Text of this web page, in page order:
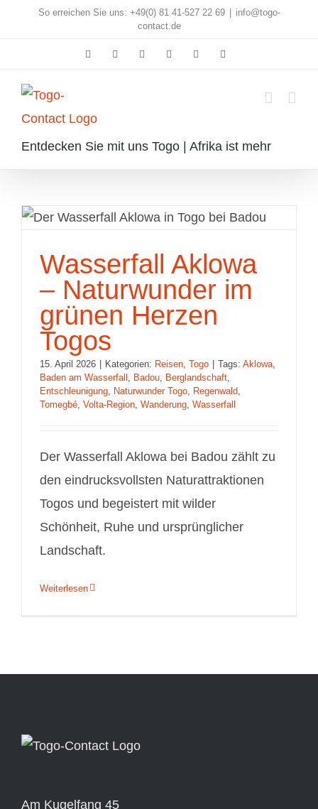
So erreichen Sie uns: +49(0) 81 41-527 22 69
info@togo-
contact.de
FacebookInstagramPinterest
Entdecken Sie mit uns Togo | Afrika ist mehr
Wasserfall Aklowa – Naturwunder
im grünen Herzen Togos
Wasserfall Aklowa
– Naturwunder im
grünen Herzen
Togos
15. April 2026 | Kategorien: Reisen Togo | Tags: Aklowa
Baden am Wasserfall
Badou Berglandschaft
Entschleunigung Naturwunder Togo Regenwald
Tomegbé Volta‑Region Wanderung Wasserfall
Der Wasserfall Aklowa bei Badou zählt zu
den eindrucksvollsten Naturattraktionen
Togos und begeistert mit wilder
Schönheit, Ruhe und ursprünglicher
Landschaft.
Weiterlesen
Am Kugelfang 45